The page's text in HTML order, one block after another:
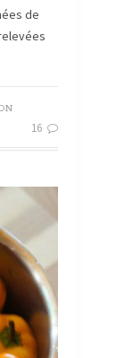
de
16